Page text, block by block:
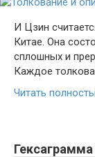
И Цзин
Китае. Она
сплошных и
Каждое
Читать